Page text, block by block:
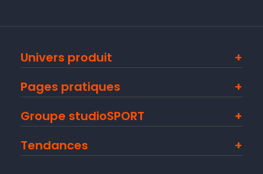
Univers produit
Pages pratiques
Groupe studioSPORT
Tendances